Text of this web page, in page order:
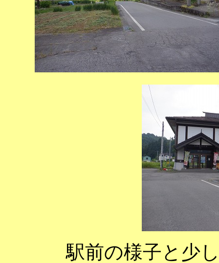
駅前の様子と少